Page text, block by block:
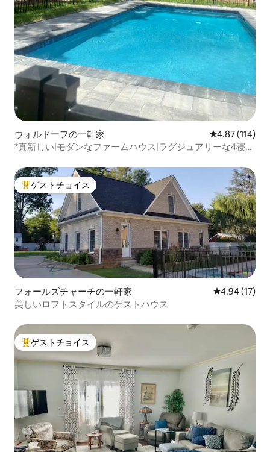
ウォルドーフの一軒家 レビュー114
4.87 (114)
*真新しい|モダンなファームハウス|ラグジュアリーな4寝
大好評のゲストチョイスです。
ゲストチョイス
フォールズチャーチの一軒家 レビュー17
4.94 (17)
美しいロフトスタイルのゲストハウス
大好評のゲストチョイスです。
ゲストチョイス